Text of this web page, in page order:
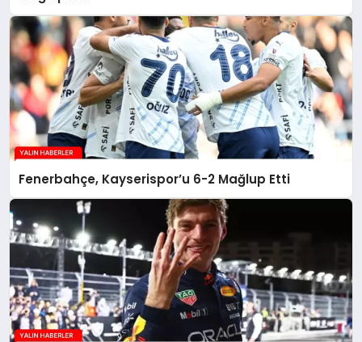
Fenerbahçe, Kayserispor’u 6-2 Mağlup Etti